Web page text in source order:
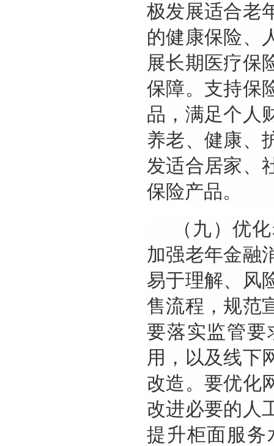
极发展适合老
的健康保险、
展长期医疗保
保障。支持保
品，满足个人
养老、健康、
发适合居家、
保险产品。
（九）优
加强老年金融
易于理解、风
售流程，规范
要落实监管要
用，以及线下
改造。要优化
改进必要的人
提升柜面服务